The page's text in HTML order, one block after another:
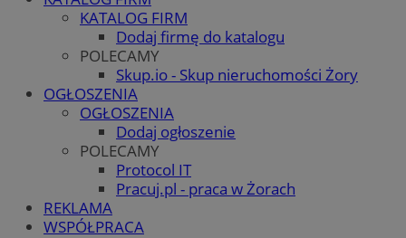
KATALOG FIRM
Dodaj firmę do katalogu
POLECAMY
Skup.io - Skup nieruchomości Żory
OGŁOSZENIA
OGŁOSZENIA
Dodaj ogłoszenie
POLECAMY
Protocol IT
Pracuj.pl - praca w Żorach
REKLAMA
WSPÓŁPRACA